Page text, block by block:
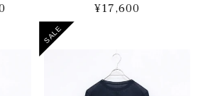
通
¥17,600
SALE